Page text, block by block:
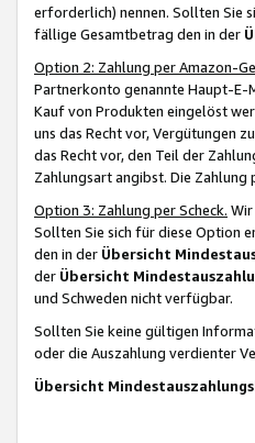
erforderlich) nennen. Sollten Sie
fällige Gesamtbetrag den in der
Option 2: Zahlung per Amazon-
Partnerkonto genannte Haupt-E-
Kauf von Produkten eingelöst
uns das Recht vor, Vergütungen
das Recht vor, den Teil der
Zahlungsart angibst. Die Zahlung
Option 3: Zahlung per Scheck.
Sollten Sie sich für diese Option
den in der Übersicht
der Übersicht
und Schweden nicht verfügbar.
Sollten Sie keine gültigen
oder die Auszahlung verdienter
Übersicht